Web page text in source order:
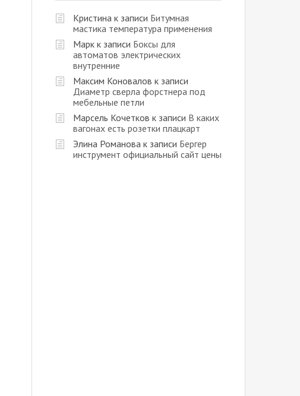
Кристина к записи Битумная
мастика температура применения
Марк к записи Боксы для
автоматов электрических
внутренние
Максим Коновалов к записи
Диаметр сверла форстнера под
мебельные петли
Марсель Кочетков к записи В каких
вагонах есть розетки плацкарт
Элина Романова к записи Бергер
инструмент официальный сайт цены